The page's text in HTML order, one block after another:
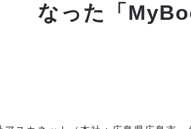
なった「